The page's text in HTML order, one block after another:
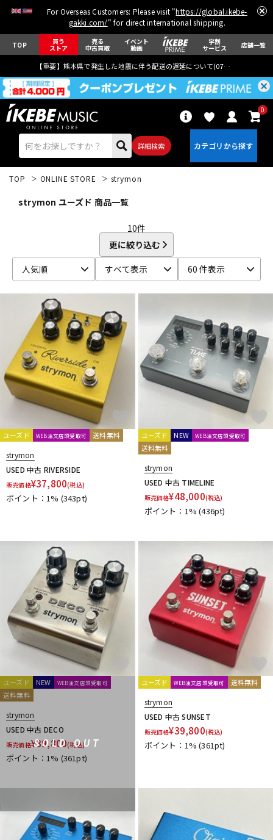
For Overseas Customers: Please visit "https://global.ikebe-
gakki.com/" for direct international shipping.
TOP 買う
ストア
売る
中古買取
イベント
動画
学割
サービス 店舗一覧
【重要】熊本県で発生した地震に伴う配送の遅延について(07月29日
詳細検索
0
ベース ウクレレ
ドラム パーカッション
キーボード 電子ピアノ
アンプ
DTM
DTM オンライン納品 レコーディング機器
配信/ライブ機器 楽器アクセサリ
中古 ヴィンテージ
TOP ONLINE STORE strymon
strymon ユーズド 商品一覧
10件
更に絞り込む
人気順
すべて表示 60 件表示
ユーズド WEB注文店頭受取可 送料無料
strymon
USED 中古 RIVERSIDE
販売価格¥37,800(税込)
ポイント：1% (343pt)
ユーズド NEW WEB注文店頭受取可
送料無料
strymon
USED 中古 TIMELINE
販売価格¥48,000(税込)
ポイント：1%(436pt)
SOLD OUT
ユーズド NEW WEB注文店頭受取可
送料無料
strymon
USED 中古 DECO
販売価格¥39,800(税込)
ポイント：1% (361pt)
ユーズド WEB注文店頭受取可 送料無料
strymon
USED 中古 SUNSET
販売価格¥39,800(税込)
ポイント：1%(361pt)